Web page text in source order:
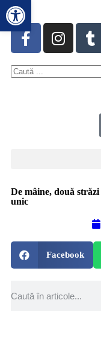
De mâine, două
unic
Facebook
Deschide bara de unelte